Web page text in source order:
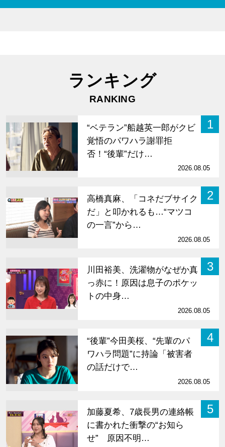
ランキング
RANKING
1
“ベテラン”船越英一郎がクビ
覚悟のパワハラ謝罪拒
否！“後輩”だけ…
2026.08.05
2
高橋真麻、「コネだブサイク
だ」と叩かれるも…“マツコ
の一言”から…
2026.08.05
3
川田裕美、洗濯物がなぜか真
っ赤に！原因は息子のポケッ
トの中身…
2026.08.05
4
“後輩”今田美桜、“先輩のパ
ワハラ問題”に持論「被害者
の話だけで…
2026.08.05
5
加藤夏希、7歳長男の連絡帳
に書かれた衝撃の“お知ら
せ” 原因不明…